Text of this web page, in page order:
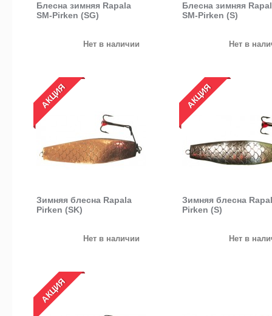
Блесна зимняя Rapala
SM-Pirken (SG)
Нет в наличии
Блесна зимняя
SM-Pirken (S)
Нет в
АКЦИЯ
Зимняя блесна Rapala
Pirken (SK)
Нет в наличии
АКЦИЯ
Зимняя блесна
Pirken (S)
Нет в
АКЦИЯ